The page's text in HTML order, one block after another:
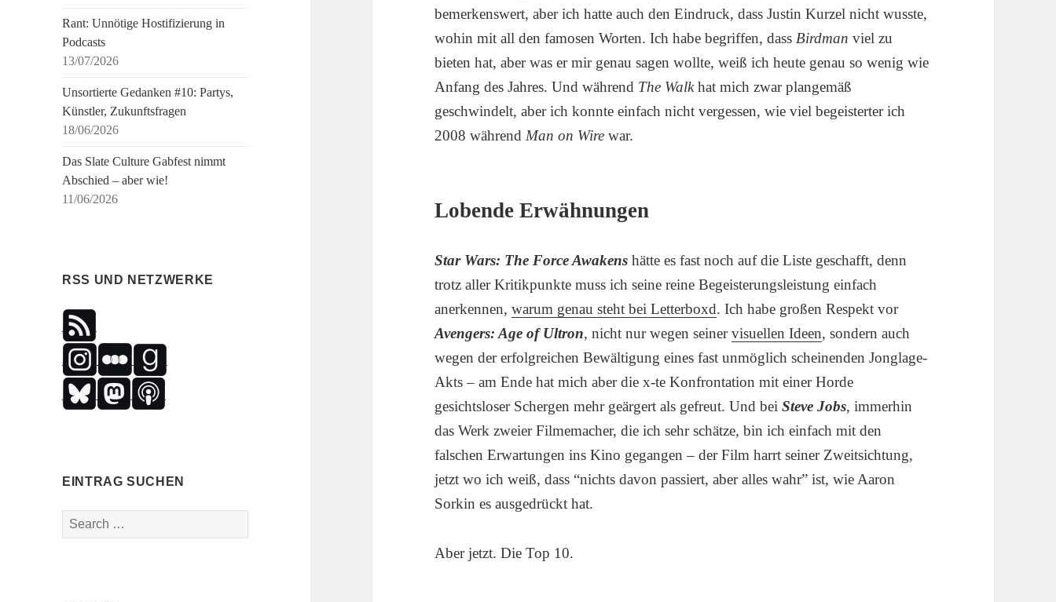
Rant: Unnötige Hostifizierung in
Podcasts
13/07/2026
Unsortierte Gedanken #10: Partys,
Künstler, Zukunftsfragen
18/06/2026
Das Slate Culture Gabfest nimmt
Abschied – aber wie!
11/06/2026
RSS UND NETZWERKE
EINTRAG SUCHEN
Search
for:
bemerkenswert, aber ich hatte auch den Eindruck, dass Justin Kurzel nicht wusste,
wohin mit all den famosen Worten. Ich habe begriffen, dass Birdman viel zu
bieten hat, aber was er mir genau sagen wollte, weiß ich heute genau so wenig wie
Anfang des Jahres. Und während The Walkhat mich zwar plangemäß
geschwindelt, aber ich konnte einfach nicht vergessen, wie viel begeisterter ich
2008 während Man on Wire war.
Lobende Erwähnungen
Star Wars: The Force Awakens hätte es fast noch auf die Liste geschafft, denn
trotz aller Kritikpunkte muss ich seine reine Begeisterungsleistung einfach
anerkennen,warum genau steht bei Letterboxd. Ich habe großen Respekt vor
Avengers: Age of Ultron, nicht nur wegen seinervisuellen Ideen, sondern auch
wegen der erfolgreichen Bewältigung eines fast unmöglich scheinenden Jonglage-
Akts – am Ende hat mich aber die x-te Konfrontation mit einer Horde
gesichtsloser Schergen mehr geärgert als gefreut. Und beiSteve Jobs, immerhin
das Werk zweier Filmemacher, die ich sehr schätze, bin ich einfach mit den
falschen Erwartungen ins Kino gegangen – der Film harrt seiner Zweitsichtung,
jetzt wo ich weiß, dass “nichts davon passiert, aber alles wahr” ist, wie Aaron
Sorkin es ausgedrückt hat.
Aber jetzt. Die Top 10.